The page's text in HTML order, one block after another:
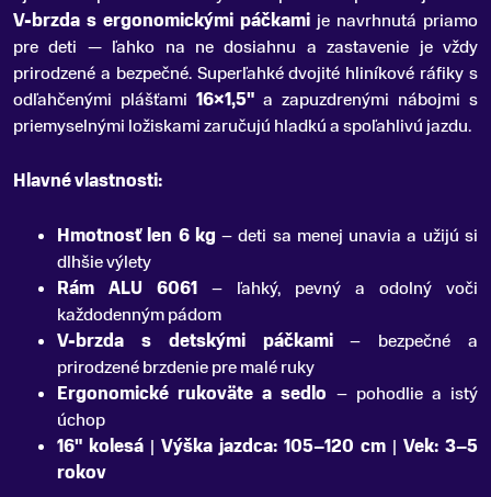
V-brzda s ergonomickými páčkami je navrhnutá priamo
pre deti — ľahko na ne dosiahnu a zastavenie je vždy
prirodzené a bezpečné. Superľahké dvojité hliníkové ráfiky s
odľahčenými plášťami 16×1,5" a zapuzdrenými nábojmi s
priemyselnými ložiskami zaručujú hladkú a spoľahlivú jazdu.
Hlavné vlastnosti:
Hmotnosť len 6 kg – deti sa menej unavia a užijú si
dlhšie výlety
Rám ALU 6061 – ľahký, pevný a odolný voči
každodenným pádom
V-brzda s detskými páčkami– bezpečné a
prirodzené brzdenie pre malé ruky
Ergonomické rukoväte a sedlo – pohodlie a istý
úchop
16" kolesá | Výška jazdca: 105–120 cm | Vek: 3–5
rokov